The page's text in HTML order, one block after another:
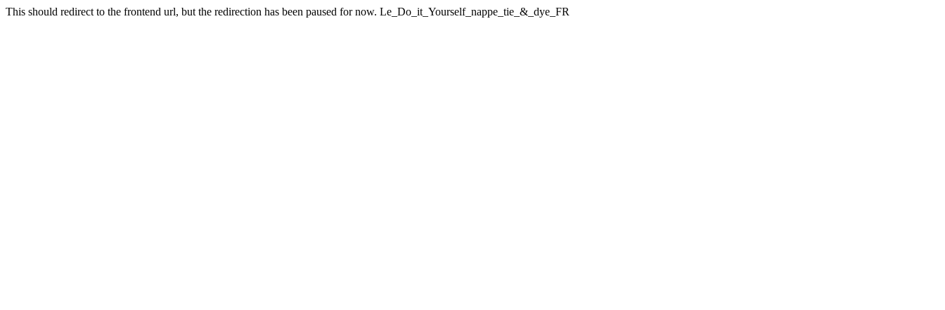
This should redirect to the frontend url, but the redirection has been paused for now. Le_Do_it_Yourself_nappe_tie_&_dye_FR